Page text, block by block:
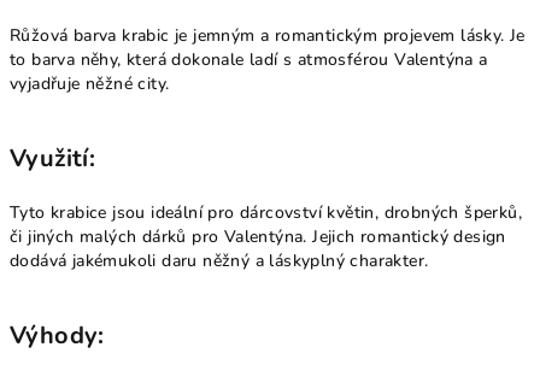
Růžová barva krabic je jemným a romantickým projevem lásky. Je
to barva něhy, která dokonale ladí s atmosférou Valentýna a
vyjadřuje něžné city.
Využití:
Tyto krabice jsou ideální pro dárcovství květin, drobných šperků,
či jiných malých dárků pro Valentýna. Jejich romantický design
dodává jakémukoli daru něžný a láskyplný charakter.
Výhody: